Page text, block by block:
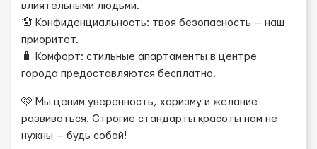
влиятельными людьми.
🪬 Конфиденциальность: твоя безопасность — наш
приоритет.
🧳 Комфорт: стильные апартаменты в центре
города предоставляются бесплатно.
🩷 Мы ценим уверенность, харизму и желание
развиваться. Строгие стандарты красоты нам не
нужны — будь собой!